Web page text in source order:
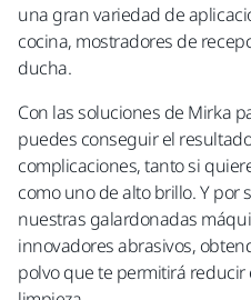
una gran variedad de
cocina, mostradores de
ducha.
Con las soluciones de Mirka
puedes conseguir el
complicaciones, tanto si
como uno de alto brillo. Y por
nuestras galardonadas
innovadores abrasivos,
polvo que te permitirá